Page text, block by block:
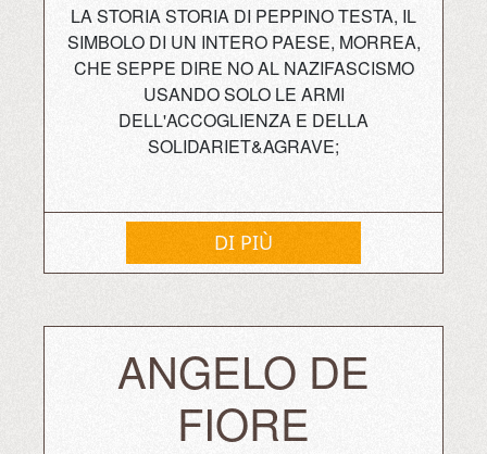
LA STORIA STORIA DI PEPPINO TESTA, IL
SIMBOLO DI UN INTERO PAESE, MORREA,
CHE SEPPE DIRE NO AL NAZIFASCISMO
USANDO SOLO LE ARMI
DELL'ACCOGLIENZA E DELLA
SOLIDARIET&AGRAVE;
DI PIÙ
ANGELO DE
FIORE